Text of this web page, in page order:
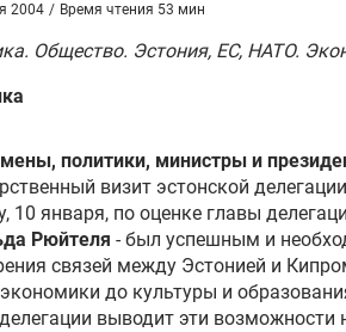
2004 / Время чтения 53 мин
Общество. Эстония, ЕС, НАТО.
политики, министры и
визит эстонской
10 января, по оценке главы
Рюйтеля - был успешным и
связей между Эстонией и
до культуры и
выводит эти возможности